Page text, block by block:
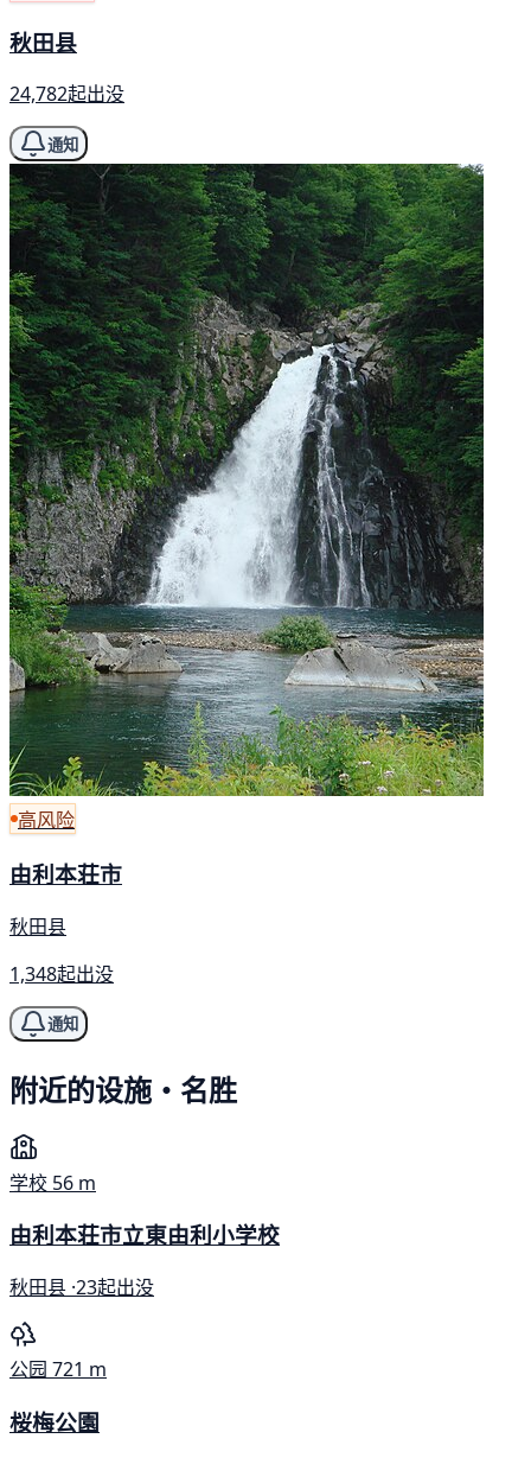
秋田县
24,782起出没
通知
高风险
由利本荘市
秋田县
1,348起出没
通知
附近的设施・名胜
学校 56 m
由利本荘市立東由利小学校
秋田县 ·23起出没
公园 721 m
桜梅公園